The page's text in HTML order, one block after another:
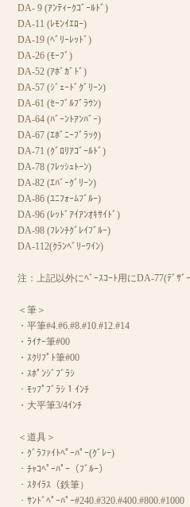
DA- 9 (ｱﾝﾃｨｰｸｺﾞｰﾙﾄﾞ)
DA-11 (ﾚﾓﾝｲｴﾛｰ)
DA-19 (ﾍﾞﾘｰﾚｯﾄﾞ)
DA-26 (ﾓｰﾌﾞ)
DA-52 (ｱﾎﾞｶﾞﾄﾞ)
DA-57 (ｼﾞｪｰﾄﾞｸﾞﾘｰﾝ)
DA-61 (ｾｰﾌﾞﾙﾌﾞﾗｳﾝ)
DA-64 (ﾊﾞｰﾝﾄｱﾝﾊﾞｰ)
DA-67 (ｴﾎﾞﾆｰﾌﾞﾗｯｸ)
DA-71 (ｸﾞﾛﾘｱｺﾞｰﾙﾄﾞ)
DA-78 (ﾌﾚｯｼｭﾄｰﾝ)
DA-82 (ｴﾊﾞｰｸﾞﾘｰﾝ)
DA-86 (ﾕﾆﾌｫｰﾑﾌﾞﾙｰ)
DA-96 (ﾚｯﾄﾞｱｲｱﾝｵｷｻｲﾄﾞ)
DA-98 (ﾌﾚﾝﾁｸﾞﾚｲﾌﾞﾙｰ)
DA-112(ｸﾗﾝﾍﾞﾘｰﾜｲﾝ)
注：上記以外にﾍﾞｰｽｺｰﾄ用にDA-77(ﾃﾞｻﾞ
＜筆＞
・平筆#4.#6.#8.#10.#12.#14
・ﾗｲﾅｰ筆#00
・ｽｸﾘﾌﾟﾄ筆#00
・ｽﾎﾟﾝｼﾞﾌﾞﾗｼ
・ﾓｯﾌﾟﾌﾞﾗｼ１ｲﾝﾁ
・大平筆3/4ｲﾝﾁ
＜道具＞
・ｸﾞﾗﾌｧｲﾄﾍﾟｰﾊﾟｰ(ｸﾞﾚｰ)
・ﾁｬｺﾍﾟｰﾊﾟｰ（ﾌﾞﾙｰ）
・ｽﾀｲﾗｽ（鉄筆）
・ｻﾝﾄﾞﾍﾟｰﾊﾟｰ#240.#320.#400.#800.#1000